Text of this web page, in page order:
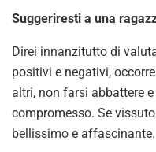
Suggeriresti a una
Direi innanzitutto di
positivi e negativi,
altri, non farsi abbattere
compromesso. Se
bellissimo e affascinante.